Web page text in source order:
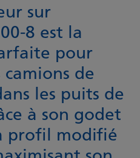
sur
8 est la
pour
de
les puits de
à son godet
profil modifié